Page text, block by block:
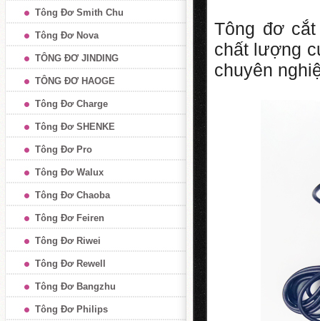
Tông Đơ Smith Chu
Tông Đơ Nova
TÔNG ĐƠ JINDING
TÔNG ĐƠ HAOGE
Tông Đơ Charge
Tông Đơ SHENKE
Tông Đơ Pro
Tông Đơ Walux
Tông Đơ Chaoba
Tông Đơ Feiren
Tông Đơ Riwei
Tông Đơ Rewell
Tông Đơ Bangzhu
Tông Đơ Philips
Tông đơ
chất lượng
chuyên